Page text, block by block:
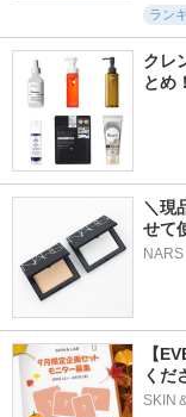
ラン
クレ
とめ！
＼現
せて
NARS
【
くだ
SKIN